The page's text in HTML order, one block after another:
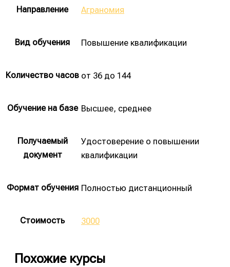
Направление Аграномия
Вид обучения Повышение квалификации
Количество часов от 36 до 144
Обучение на базе Высшее, среднее
Получаемый
документ
Удостоверение о повышении
квалификации
Формат обучения Полностью дистанционный
Стоимость 3000
Похожие курсы